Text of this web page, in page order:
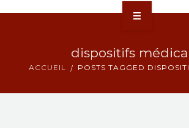
dispositifs
ACCUEIL POSTS TAGGED